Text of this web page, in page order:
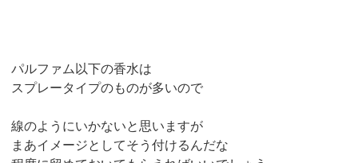
パルファム以下の香水は
スプレータイプのものが多いので
線のようにいかないと思いますが
まあイメージとしてそう付けるんだな